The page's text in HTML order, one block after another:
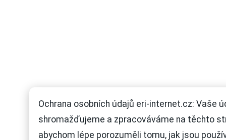
Ochrana osobních údajů eri-internet.cz: Vaše
shromažďujeme a zpracováváme na těchto
abychom lépe porozuměli tomu, jak jsou